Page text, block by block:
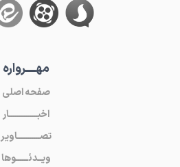
مهـــــرواره
صفحه اصلی
اخبــــــــــــــار
تصـــــــــــاویر
ویــدئــــــوها